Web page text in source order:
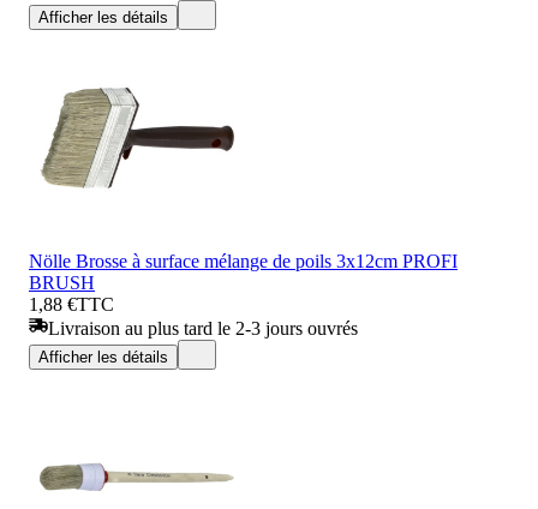
Afficher les détails
Nölle Brosse à surface mélange de poils 3x12cm PROFI
BRUSH
1,88 €TTC
Livraison au plus tard le 2-3 jours ouvrés
Afficher les détails